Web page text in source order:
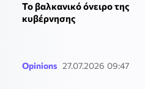
Το βαλκανικό όνειρο της
κυβέρνησης
Opinions 27.07.2026 09:47